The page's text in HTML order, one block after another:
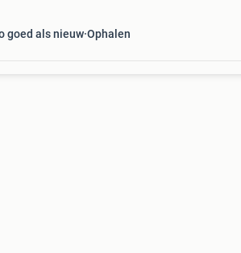
goed als nieuw Ophalen